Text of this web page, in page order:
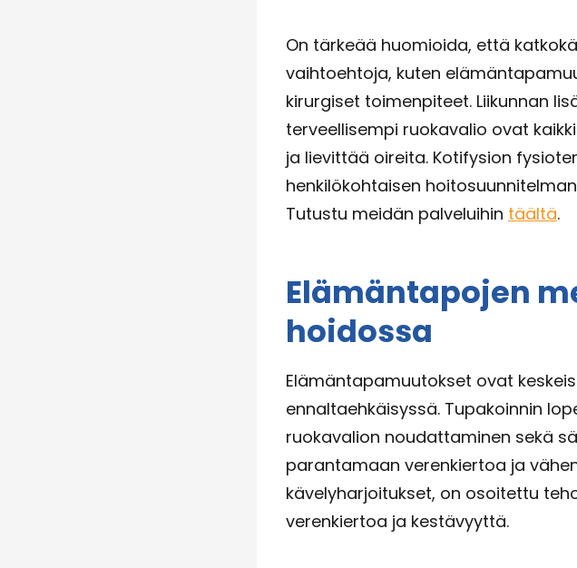
On tärkeää huomioida, että
vaihtoehtoja, kuten
kirurgiset toimenpiteet. Liikunnan
terveellisempi ruokavalio ovat
ja lievittää oireita. Kotifysion
henkilökohtaisen
Tutustu meidän palveluihin täältä.
Elämäntapojen
hoidossa
Elämäntapamuutokset ovat
ennaltaehkäisyssä. Tupakoinnin
ruokavalion noudattaminen sekä
parantamaan verenkiertoa ja
kävelyharjoitukset, on osoitettu
verenkiertoa ja kestävyyttä.